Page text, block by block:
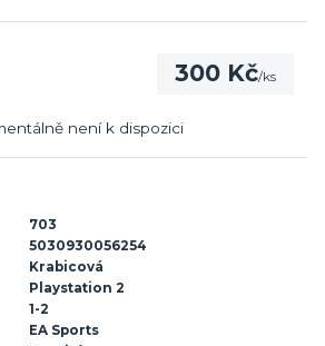
300 Kč/ks
není k dispozici
703
5030930056254
Krabicová
Playstation 2
1-2
EA Sports